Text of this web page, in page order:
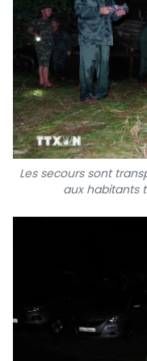
Les secours sont
aux habitants